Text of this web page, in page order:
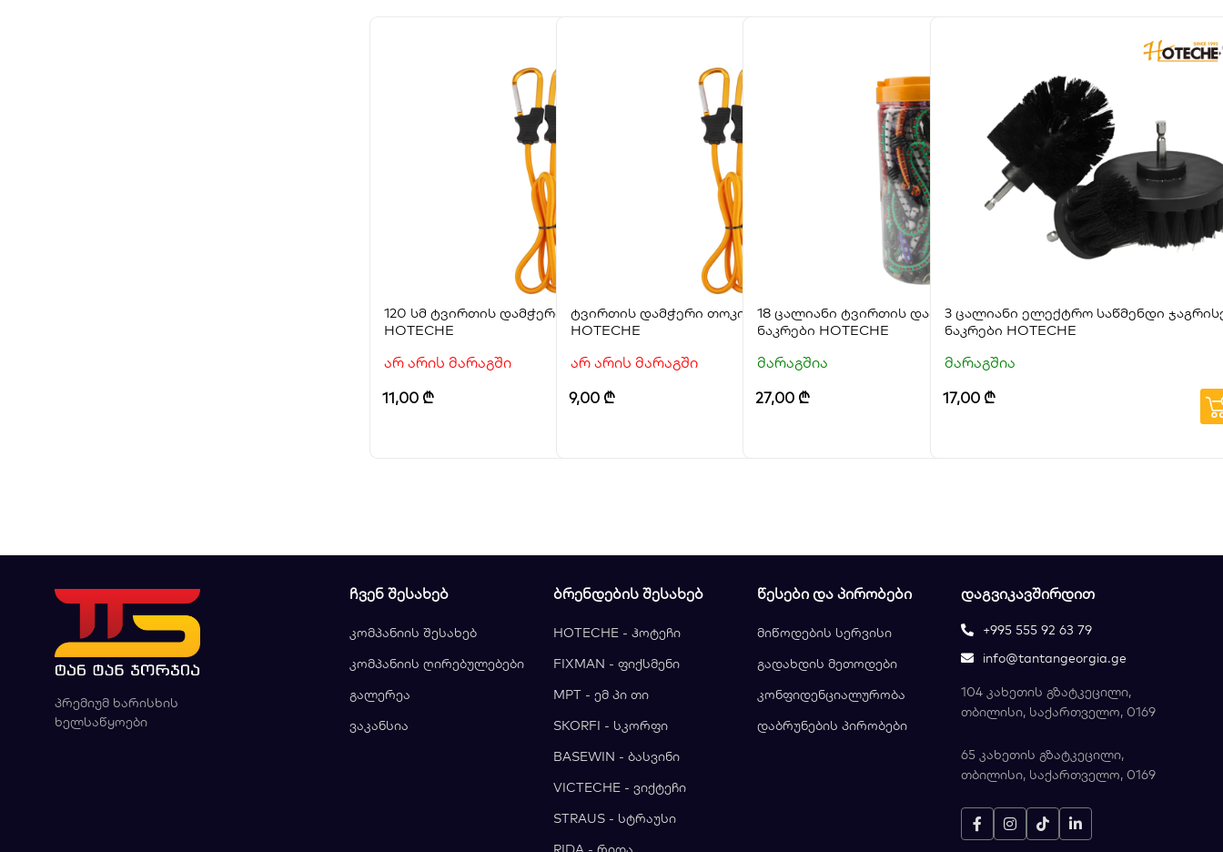
120 სმ ტვირთის დამჭერი თოკი კარაბინით
HOTECHE
არ არის მარაგში
11,00 ₾
ტვირთის დამჭერი თოკი კარაბინით
HOTECHE
არ არის მარაგში
9,00 ₾
18 ცალიანი ტვირთის დამჭერი თოკების
ნაკრები HOTECHE
მარაგშია
27,00 ₾
3 ცალიანი ელექტრო საწმენდი
ნაკრები HOTECHE
მარაგშია
17,00 ₾
პრემიუმ ხარისხის
ხელსაწყოები
ᲩᲕᲔᲜ ᲨᲔᲡᲐᲮᲔᲑ
კომპანიის შესახებ
კომპანიის ღირებულებები
გალერეა
ვაკანსია
ᲑᲠᲔᲜᲓᲔᲑᲘᲡ ᲨᲔᲡᲐᲮᲔᲑ
HOTECHE - ჰოტეჩი
FIXMAN - ფიქსმენი
MPT - ემ პი თი
SKORFI - სკორფი
BASEWIN - ბასვინი
VICTECHE - ვიქტეჩი
STRAUS - სტრაუსი
ᲬᲔᲡᲔᲑᲘ ᲓᲐ ᲞᲘᲠᲝᲑᲔᲑᲘ
მიწოდების სერვისი
გადახდის მეთოდები
კონფიდენციალურობა
დაბრუნების პირობები
ᲓᲐᲒᲕᲘᲙᲐᲕᲨᲘᲠᲓᲘᲗ
+995 555 92 63 79
info@tantangeorgia.ge
104 კახეთის გზატკეცილი,
თბილისი, საქართველო, 0169
65 კახეთის გზატკეცილი,
თბილისი, საქართველო, 0169